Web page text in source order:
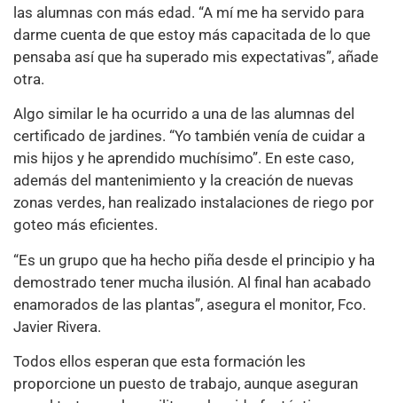
las alumnas con más edad. “A mí me ha servido para
darme cuenta de que estoy más capacitada de lo que
pensaba así que ha superado mis expectativas”, añade
otra.
Algo similar le ha ocurrido a una de las alumnas del
certificado de jardines. “Yo también venía de cuidar a
mis hijos y he aprendido muchísimo”. En este caso,
además del mantenimiento y la creación de nuevas
zonas verdes, han realizado instalaciones de riego por
goteo más eficientes.
“Es un grupo que ha hecho piña desde el principio y ha
demostrado tener mucha ilusión. Al final han acabado
enamorados de las plantas”, asegura el monitor, Fco.
Javier Rivera.
Todos ellos esperan que esta formación les
proporcione un puesto de trabajo, aunque aseguran